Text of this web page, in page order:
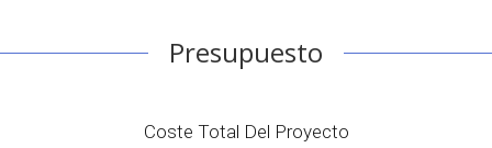
Presupuesto
Coste Total Del Proyecto